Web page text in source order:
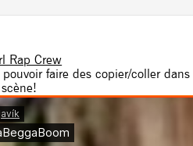
Rap Crew
pouvoir faire des copier/coller